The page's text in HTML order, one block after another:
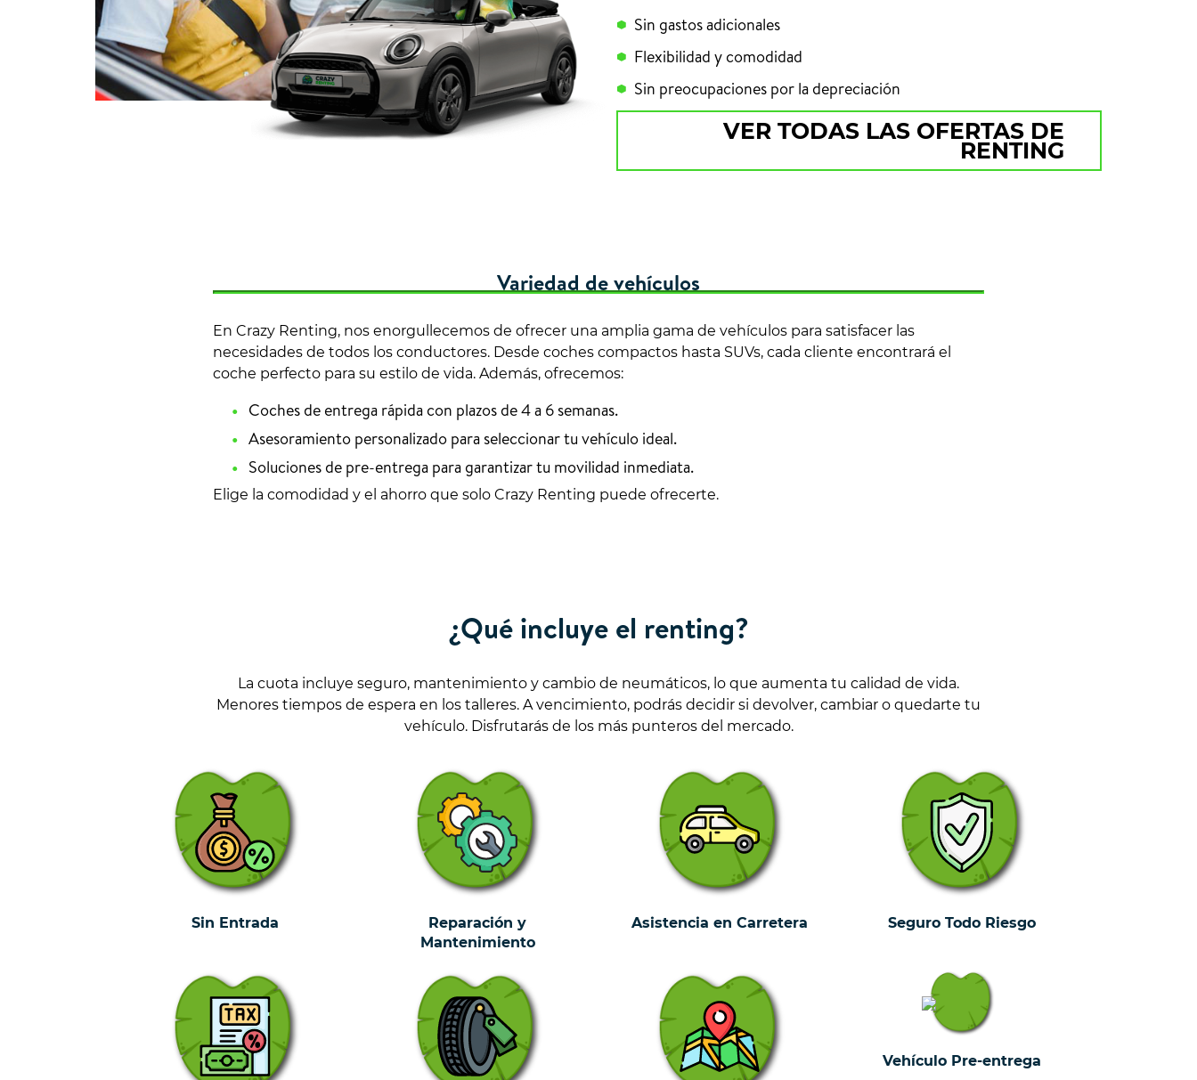
Sin gastos adicionales
Flexibilidad y comodidad
Sin preocupaciones por la depreciación
VER TODAS LAS OFERTAS DE
RENTING
Variedad de vehículos
En Crazy Renting, nos enorgullecemos de ofrecer una amplia gama de vehículos para satisfacer las
necesidades de todos los conductores. Desde coches compactos hasta SUVs, cada cliente encontrará el
coche perfecto para su estilo de vida. Además, ofrecemos:
Coches de entrega rápida con plazos de 4 a 6 semanas.
Asesoramiento personalizado para seleccionar tu vehículo ideal.
Soluciones de pre-entrega para garantizar tu movilidad inmediata.
Elige la comodidad y el ahorro que solo Crazy Renting puede ofrecerte.
¿Qué incluye el renting?
La cuota incluye seguro, mantenimiento y cambio de neumáticos, lo que aumenta tu calidad de vida.
Menores tiempos de espera en los talleres. A vencimiento, podrás decidir si devolver, cambiar o quedarte tu
vehículo. Disfrutarás de los más punteros del mercado.
Sin Entrada
Reparación y
Mantenimiento
Asistencia en Carretera Seguro Todo Riesgo
Vehículo Pre-entrega